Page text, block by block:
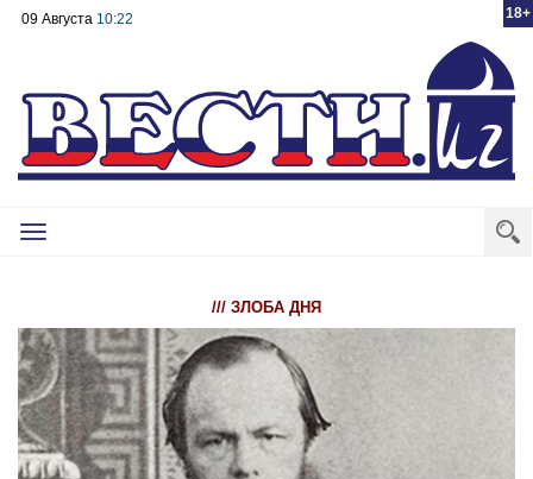
18+
09 Августа 10:22
Toggle
/// ЗЛОБА ДНЯ